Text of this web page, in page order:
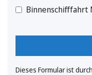
Binnenschifffahrt
Dieses Formular ist